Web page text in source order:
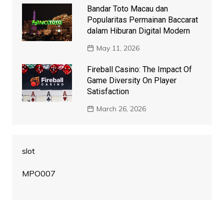
Bandar Toto Macau dan
Popularitas Permainan Baccarat
dalam Hiburan Digital Modern
May 11, 2026
Fireball Casino: The Impact Of
Game Diversity On Player
Satisfaction
March 26, 2026
slot
MPO007